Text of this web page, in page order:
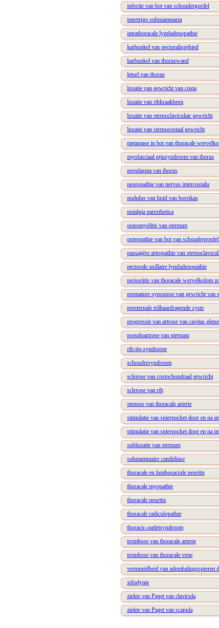
infectie van bot van schoudergordel
intertrigo submammaria
intrathoracale lymfadenopathie
karbunkel van pectoralisgebied
karbunkel van thoraxwand
letsel van thorax
luxatie van gewricht van costa
luxatie van ribkraakbeen
luxatie van sternoclaviculair gewricht
luxatie van sternocostaal gewricht
metastase in bot van thoracale
myofasciaal pijnsyndroom van thorax
neoplasma van thorax
neuropathie van nervus intercostalis
nodulus van huid van borstkas
notalgia paresthetica
osteomyelitis van sternum
osteopathie van bot van
passagère artropathie van
pectorale axillaire lymfadenopathie
periostitis van thoracale wervelkolom
premature synostose van gewricht van
presternale trilhaardragende cyste
progressie van artrose van cavitas
pseudoartrose van sternum
rib-tip-syndroom
schoudersyndroom
sclerose van costochondraal gewricht
sclerose van rib
stenose van thoracale arterie
stimulatie van spierpocket door en na
stimulatie van spierpocket door en na
subluxatie van sternum
submammaire candidiase
thoracale en lumbosacrale neuritis
thoracale myopathie
thoracale neuritis
thoracale radiculopathie
thoracic-outletsyndroom
trombose van thoracale arterie
trombose van thoracale vene
vermoeidheid van ademhalingsspieren
xifodynie
ziekte van Paget van clavicula
ziekte van Paget van scapula